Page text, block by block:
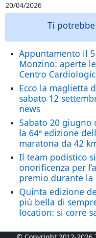
20/04/2026
Ti
Appuntamento il
Monzino: aperte
Centro
Ecco la maglietta
sabato 12
news
Sabato 20 giugno
la 64ª edizione
maratona da 42
Il team podistico
onorificenza per
premio durante la
Quinta edizione
più bella di
location: si corre